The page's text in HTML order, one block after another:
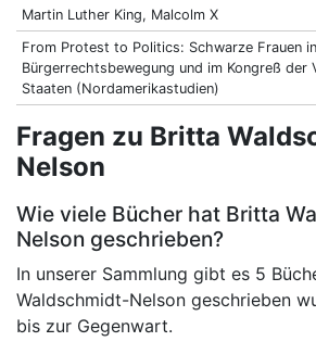
Martin Luther King, Malcolm X
From Protest to Politics: Schwarze Frauen
Bürgerrechtsbewegung und im Kongreß der
Staaten (Nordamerikastudien)
Fragen zu Britta
Nelson
Wie viele Bücher hat Britta
Nelson geschrieben?
In unserer Sammlung gibt es 5
Waldschmidt-Nelson geschrieben
bis zur Gegenwart.